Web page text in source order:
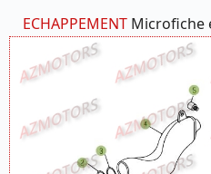
ECHAPPEMENTMicrofiche